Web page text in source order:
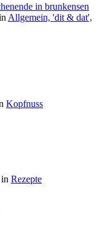
in brunkensen
Allgemein, 'dit & dat',
Kopfnuss
Rezepte